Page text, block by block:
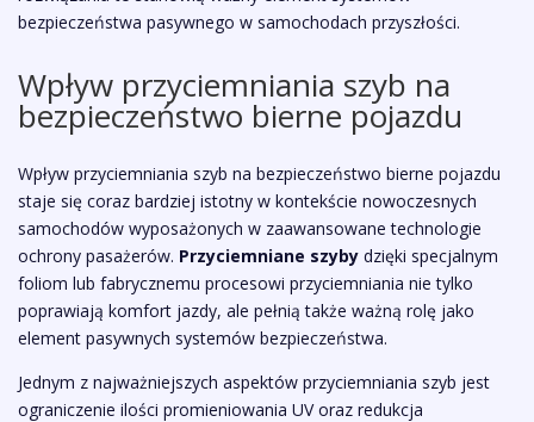
bezpieczeństwa pasywnego w samochodach przyszłości.
Wpływ przyciemniania szyb na
bezpieczeństwo bierne pojazdu
Wpływ przyciemniania szyb na bezpieczeństwo bierne pojazdu
staje się coraz bardziej istotny w kontekście nowoczesnych
samochodów wyposażonych w zaawansowane technologie
ochrony pasażerów. Przyciemniane szyby dzięki specjalnym
foliom lub fabrycznemu procesowi przyciemniania nie tylko
poprawiają komfort jazdy, ale pełnią także ważną rolę jako
element pasywnych systemów bezpieczeństwa.
Jednym z najważniejszych aspektów przyciemniania szyb jest
ograniczenie ilości promieniowania UV oraz redukcja